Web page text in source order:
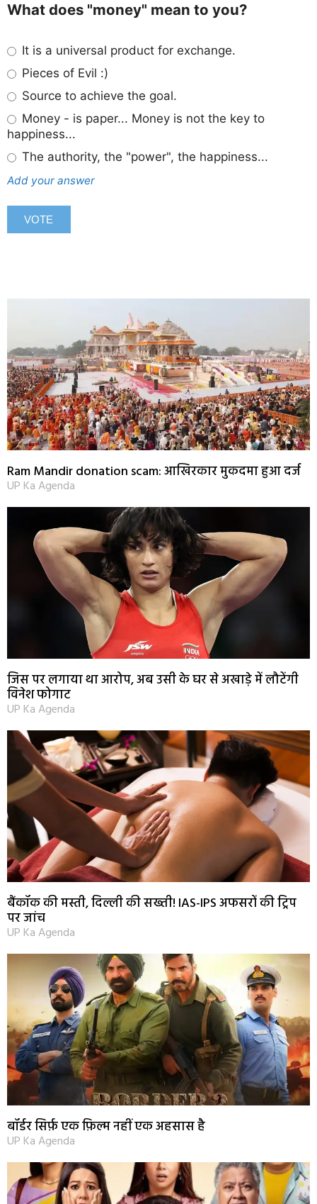
What does "money" mean to you?
It is a universal product for exchange.
Pieces of Evil :)
Source to achieve the goal.
Money - is paper... Money is not the key to
happiness...
The authority, the "power", the happiness...
Add your answer
Ram Mandir donation scam: आखिरकार मुकदमा हुआ दर्ज
UP Ka Agenda
जिस पर लगाया था आरोप, अब उसी के घर से अखाड़े में लौटेंगी
विनेश फोगाट
UP Ka Agenda
बैंकॉक की मस्ती, दिल्ली की सख्ती! IAS-IPS अफसरों की ट्रिप
पर जांच
UP Ka Agenda
बॉर्डर सिर्फ़ एक फ़िल्म नहीं एक अहसास है
UP Ka Agenda